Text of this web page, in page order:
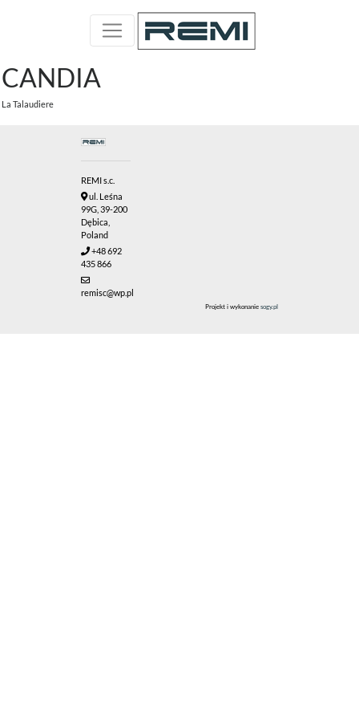
CANDIA
La Talaudiere
REMI s.c.
ul. Leśna
99G, 39-200
Dębica,
Poland
+48 692
435 866
remisc@wp.pl
Projekt i wykonanie sogy.pl